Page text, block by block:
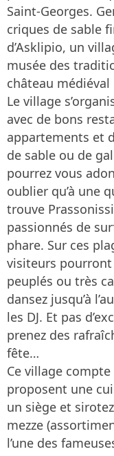
Saint-Georges.
criques de sable
d’Asklipio, un
musée des
château
Le village
avec de bons
appartements et
de sable ou de
pourrez vous
oublier qu’à une
trouve
passionnés de
phare. Sur ces
visiteurs
peuplés ou très
dansez jusqu’à
les DJ. Et pas
prenez des
fête…
Ce village
proposent une
un siège et
mezze
l’une des